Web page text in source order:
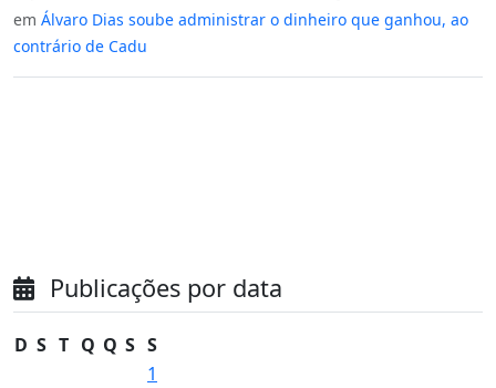
em Álvaro Dias soube administrar o dinheiro que ganhou, ao
contrário de Cadu
Publicações por data
D S T Q Q S S
1